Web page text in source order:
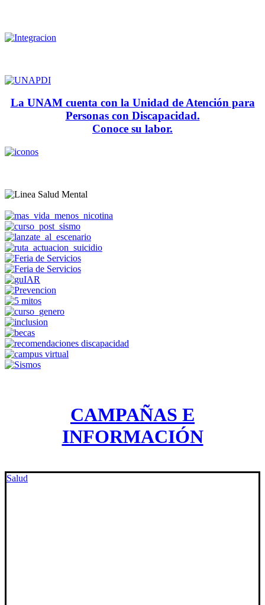
La UNAM cuenta con la Unidad de Atención para
Personas con Discapacidad.
Conoce su labor.
CAMPAÑAS E
INFORMACIÓN
Salud